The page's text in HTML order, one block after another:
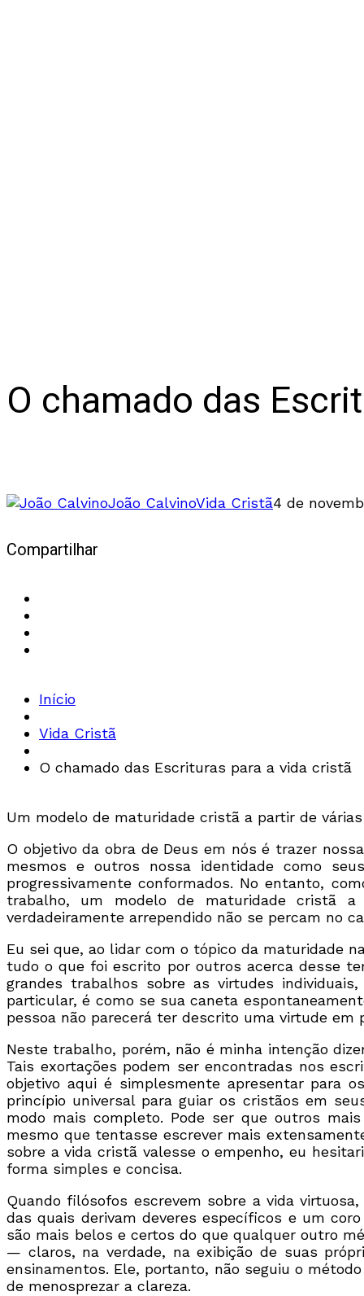
O chamado das
João CalvinoVida Cristã4 de
Compartilhar
Início
Vida Cristã
O chamado das Escrituras para a vida cristã
Um modelo de maturidade cristã a partir de
O objetivo da obra de Deus em nós é trazer
mesmos e outros nossa identidade como
progressivamente conformados. No entanto,
trabalho, um modelo de maturidade cristã
verdadeiramente arrependido não se percam no
Eu sei que, ao lidar com o tópico da maturidade
tudo o que foi escrito por outros acerca desse
grandes trabalhos sobre as virtudes
particular, é como se sua caneta
pessoa não parecerá ter descrito uma virtude
Neste trabalho, porém, não é minha intenção
Tais exortações podem ser encontradas nos
objetivo aqui é simplesmente apresentar para
princípio universal para guiar os cristãos em
modo mais completo. Pode ser que outros
mesmo que tentasse escrever mais
sobre a vida cristã valesse o empenho, eu
forma simples e concisa.
Quando filósofos escrevem sobre a vida
das quais derivam deveres específicos e um
são mais belos e certos do que qualquer outro
— claros, na verdade, na exibição de suas
ensinamentos. Ele, portanto, não seguiu o
de menosprezar a clareza.